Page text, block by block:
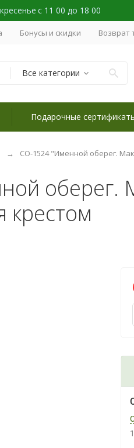
с 11 00 до 18 00
Бонусы и скидки Возврат
Все категории
Подарочные
СО-1524 "Именной оберег.
оберег.